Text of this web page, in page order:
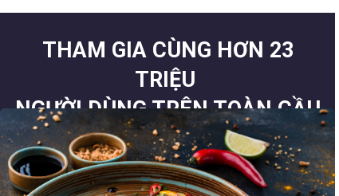
THAM GIA CÙNG HƠN 23
TRIỆU
NGƯỜI DÙNG TRÊN TOÀN CẦU